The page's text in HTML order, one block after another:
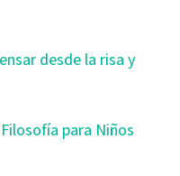
desde la risa y
para Niños